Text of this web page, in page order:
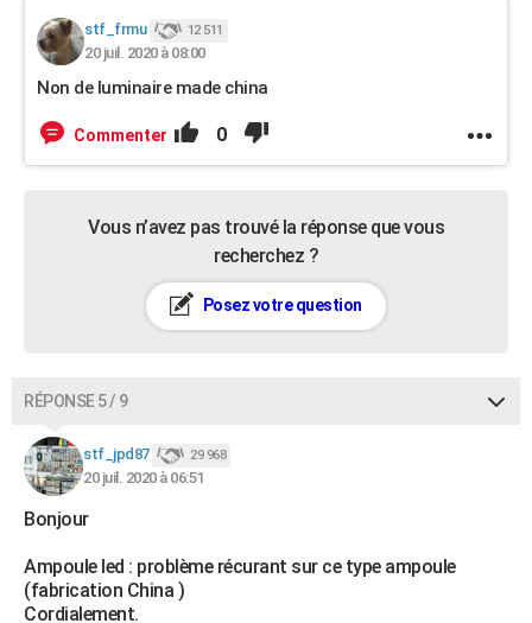
stf_frmu 12 511
20 juil. 2020 à 08:00
Non de luminaire made china
Commenter 0
Vous n’avez pas trouvé la réponse que vous
recherchez ?
Posez votre question
RÉPONSE 5 / 9
stf_jpd87 29 968
20 juil. 2020 à 06:51
Bonjour
Ampoule led : problème récurant sur ce type ampoule
(fabrication China )
Cordialement.